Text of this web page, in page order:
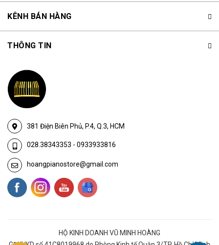
KÊNH BÁN HÀNG
381 Điện Biên Phủ, P.4, Q.3, HCM
028.38343353 - 0933933816
hoangpianostore@gmail.com
THÔNG TIN
HỘ KINH DOANH VŨ MINH HOÀNG